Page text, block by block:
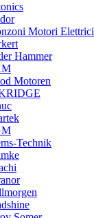
Motori Elettrici
Hammer
Motoren
Technik